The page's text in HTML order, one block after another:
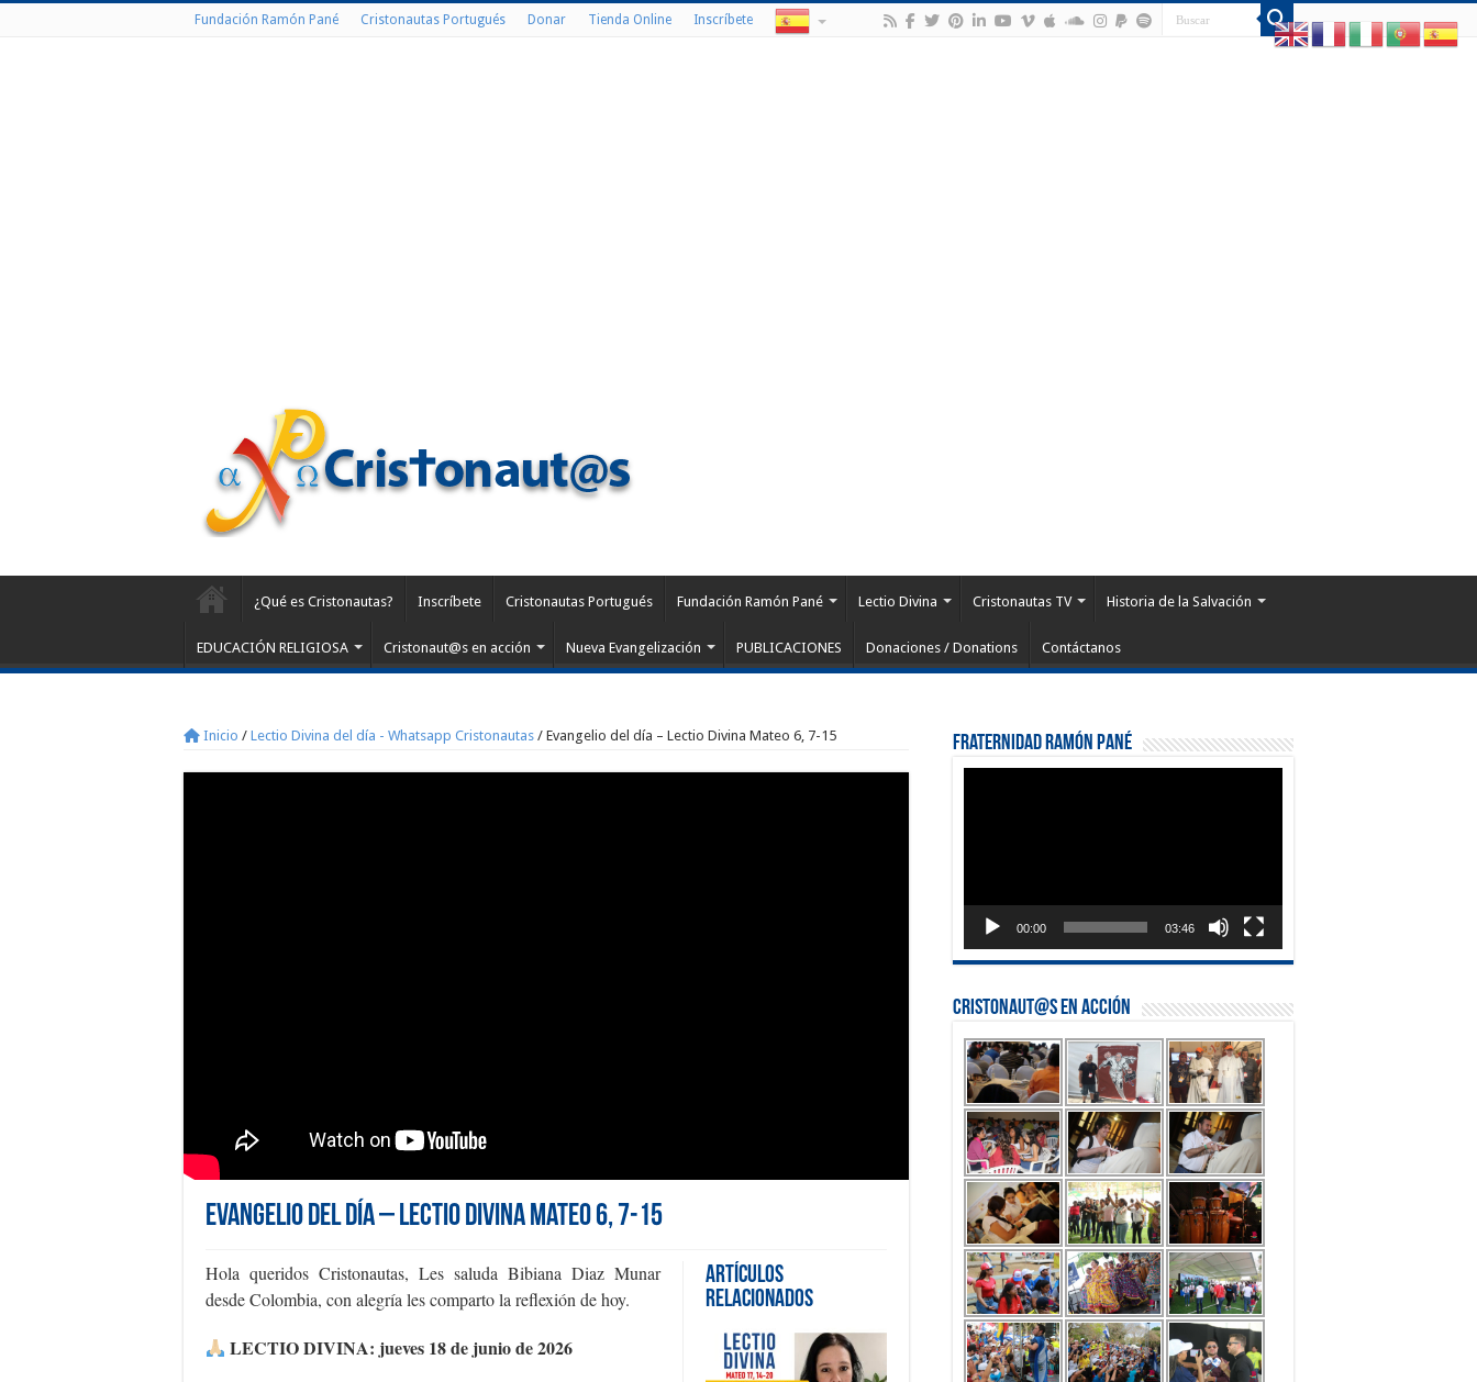
Fundación Ramón Pané Cristonautas Portugués Donar Tienda Online Inscríbete
¿Qué es Cristonautas? Inscríbete Cristonautas Portugués Fundación Ramón Pané Lectio Divina Cristonautas TV Historia de la Salvación
EDUCACIÓN RELIGIOSA Cristonaut@s en acción Nueva Evangelización PUBLICACIONES Donaciones / Donations Contáctanos
Inicio / Lectio Divina del día - Whatsapp Cristonautas / Evangelio del día – Lectio Divina Mateo 6, 7-15
Evangelio del día – Lectio Divina Mateo 6, 7-15
Artículos
Relacionados
Hola queridos Cristonautas, Les saluda Bibiana Diaz Munar
desde Colombia, con alegría les comparto la reflexión de hoy.
LECTIO DIVINA: jueves 18 de junio de 2026
Fraternidad Ramón Pané
00:00 03:46
Cristonaut@s en Acción